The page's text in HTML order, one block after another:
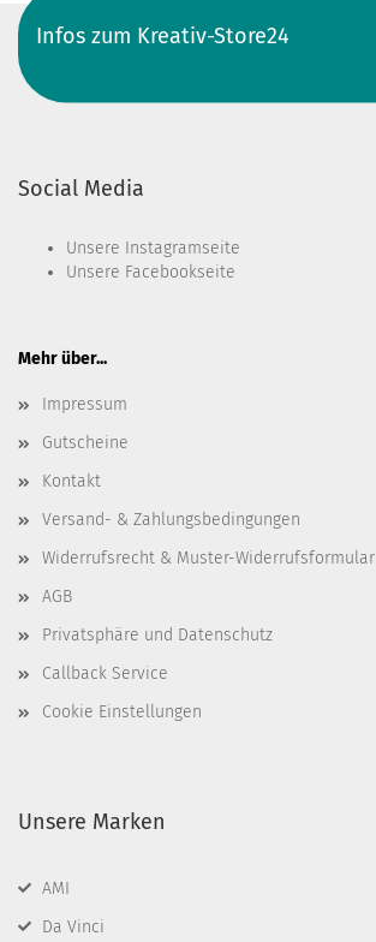
Infos zum Kreativ-Store24
Social Media
Unsere Instagramseite
Unsere Facebookseite
Mehr über...
Impressum
Gutscheine
Kontakt
Versand- & Zahlungsbedingungen
Widerrufsrecht & Muster-Widerrufsformular
AGB
Privatsphäre und Datenschutz
Callback Service
Cookie Einstellungen
Unsere Marken
AMI
Da Vinci